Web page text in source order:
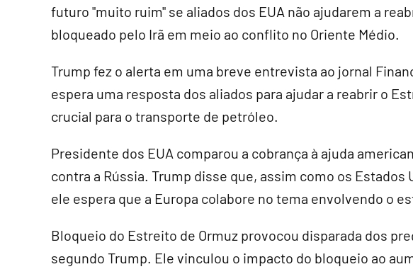
futuro "muito ruim" se aliados dos EUA não ajudarem a
bloqueado pelo Irã em meio ao conflito no Oriente Médio.
Trump fez o alerta em uma breve entrevista ao jornal
espera uma resposta dos aliados para ajudar a reabrir o
crucial para o transporte de petróleo.
Presidente dos EUA comparou a cobrança à ajuda
contra a Rússia. Trump disse que, assim como os Estados
ele espera que a Europa colabore no tema envolvendo o
Bloqueio do Estreito de Ormuz provocou disparada dos
segundo Trump. Ele vinculou o impacto do bloqueio ao